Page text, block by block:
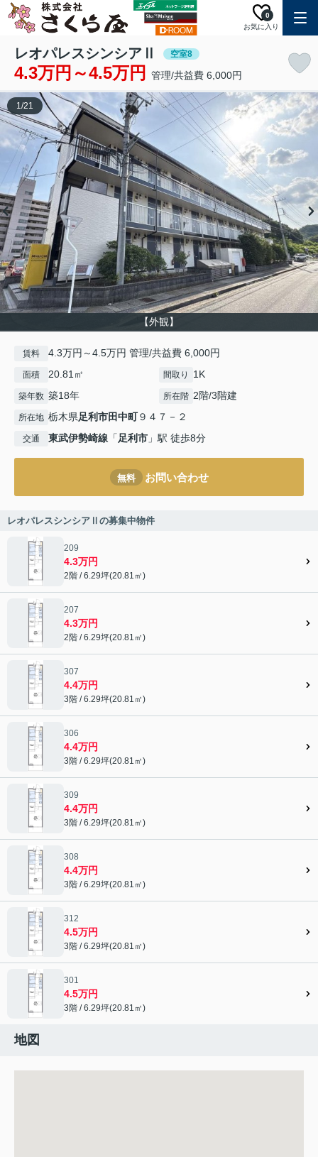
お気に入り
0
レオパレスシンシアⅡ 空室8
4.3万円～4.5万円 管理/共益費 6,000円
【外観】
1/21
賃料 4.3万円～4.5万円 管理/共益費 6,000円
面積 20.81㎡ 間取り 1K
築年数 築18年 所在階 2階/3階建
所在地 栃木県足利市田中町９４７－２
交通 東武伊勢崎線 「足利市 」駅 徒歩8分
無料 お問い合わせ
レオパレスシンシアⅡの募集中物件
209
4.3万円
2階 / 6.29坪(20.81㎡)
207
4.3万円
2階 / 6.29坪(20.81㎡)
307
4.4万円
3階 / 6.29坪(20.81㎡)
306
4.4万円
3階 / 6.29坪(20.81㎡)
309
4.4万円
3階 / 6.29坪(20.81㎡)
308
4.4万円
3階 / 6.29坪(20.81㎡)
312
4.5万円
3階 / 6.29坪(20.81㎡)
301
4.5万円
3階 / 6.29坪(20.81㎡)
地図